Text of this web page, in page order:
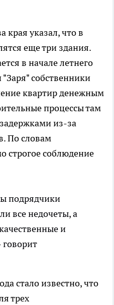
края указал, что в
еще три здания.
в начале летнего
собственники
квартир денежным
процессы там
из-за
По словам
строгое соблюдение
подрядчики
все недочеты, а
и
говорит
стало известно, что
трех